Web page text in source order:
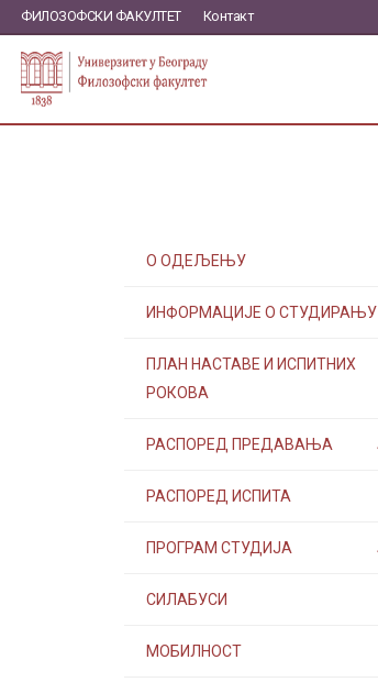
ФИЛОЗОФСКИ ФАКУЛТЕТ Контакт
О ОДЕЉЕЊУ
ИНФОРМАЦИЈЕ О СТУДИРАЊУ
ПЛАН НАСТАВЕ И ИСПИТНИХ
РОКОВА
РАСПОРЕД ПРЕДАВАЊА
РАСПОРЕД ИСПИТА
ПРОГРАМ СТУДИЈА
СИЛАБУСИ
МОБИЛНОСТ